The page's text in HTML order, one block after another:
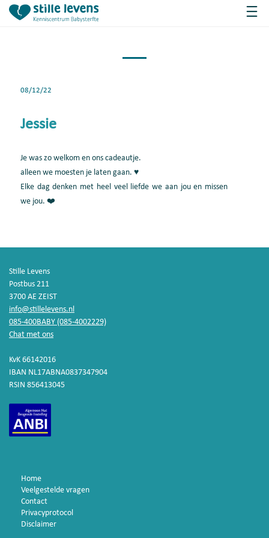
08/12/22
Jessie
Je was zo welkom en ons cadeautje.
alleen we moesten je laten gaan. ♥
Elke dag denken met heel veel liefde we aan jou en missen
we jou. ❤️
Stille Levens
Postbus 211
3700 AE ZEIST
info@stillelevens.nl
085-400BABY (085-4002229)
Chat met ons
KvK 66142016
IBAN NL17ABNA0837347904
RSIN 856413045
Home
Veelgestelde vragen
Contact
Privacyprotocol
Disclaimer